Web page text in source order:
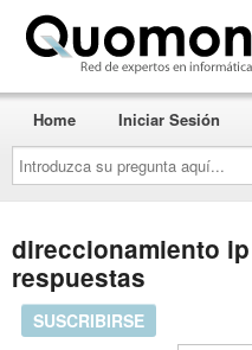
Introduzca
su
pregunta
aquí...
Home Iniciar Sesión
direccionamiento
respuestas
SUSCRIBIRSE